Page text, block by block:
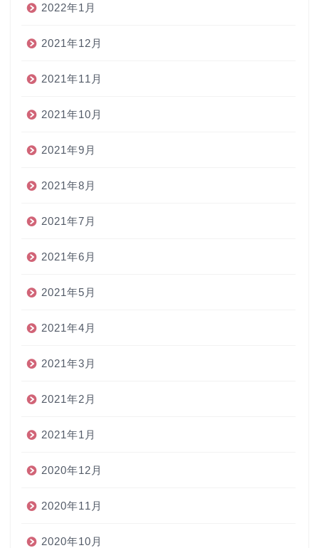
2022年1月
2021年12月
2021年11月
2021年10月
2021年9月
2021年8月
2021年7月
2021年6月
2021年5月
2021年4月
2021年3月
2021年2月
2021年1月
2020年12月
2020年11月
2020年10月